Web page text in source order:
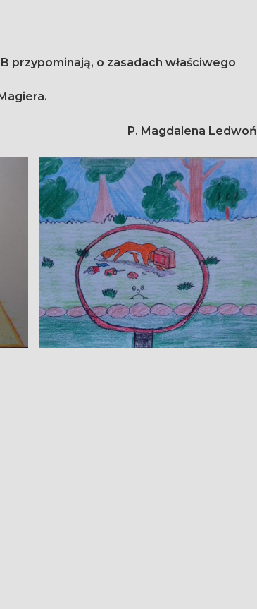
przypominają, o zasadach właściwego
P. Magdalena Ledwoń